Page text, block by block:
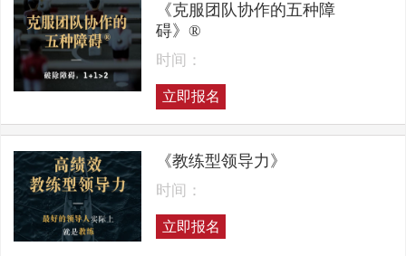
《克服团队协作的五种障
碍》®
时间：
立即报名
《教练型领导力》
时间：
立即报名